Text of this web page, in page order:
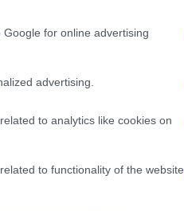
for online advertising
advertising.
to analytics like cookies on
to functionality of the website